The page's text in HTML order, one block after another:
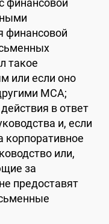
финансовой
финансовой
такое
или если оно
МСА;
в ответ
и, если
корпоративное
или,
за
предоставят